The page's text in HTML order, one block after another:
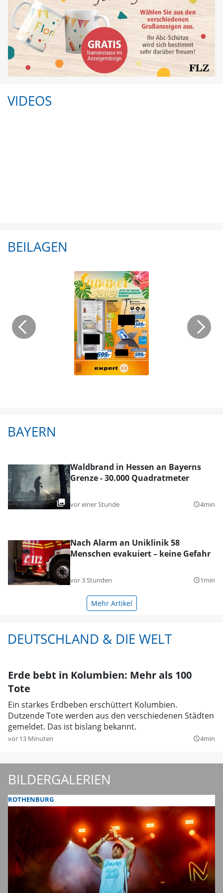
VIDEOS
BEILAGEN
BAYERN
Waldbrand in Hessen an Bayerns
Grenze - 30.000 Quadratmeter
vor einer Stunde query_builder4min
Nach Alarm an Uniklinik 58
Menschen evakuiert – keine Gefahr
vor 3 Stunden query_builder1min
Mehr Artikel
DEUTSCHLAND & DIE WELT
Erde bebt in Kolumbien: Mehr als 100
Tote
Ein starkes Erdbeben erschüttert Kolumbien.
Dutzende Tote werden aus den verschiedenen Städten
gemeldet. Das ist bislang bekannt.
vor 13 Minuten query_builder4min
BILDERGALERIEN
ROTHENBURG